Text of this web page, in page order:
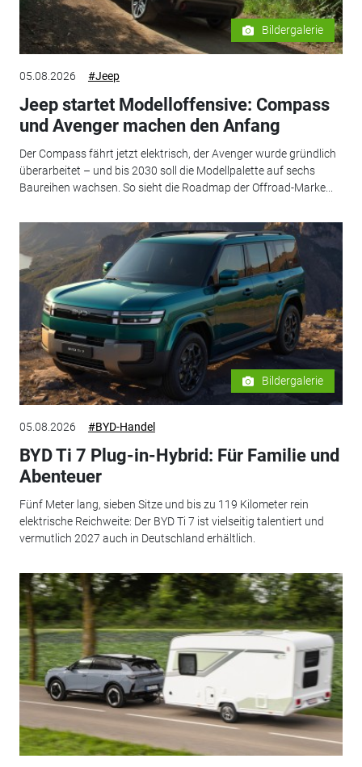
Bildergalerie
05.08.2026 #Jeep
Jeep startet Modelloffensive: Compass
und Avenger machen den Anfang
Der Compass fährt jetzt elektrisch, der Avenger wurde gründlich
überarbeitet – und bis 2030 soll die Modellpalette auf sechs
Baureihen wachsen. So sieht die Roadmap der Offroad-Marke...
Bildergalerie
05.08.2026 #BYD-Handel
BYD Ti 7 Plug-in-Hybrid: Für Familie und
Abenteuer
Fünf Meter lang, sieben Sitze und bis zu 119 Kilometer rein
elektrische Reichweite: Der BYD Ti 7 ist vielseitig talentiert und
vermutlich 2027 auch in Deutschland erhältlich.